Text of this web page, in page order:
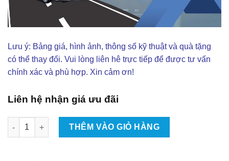
Lưu ý: Bảng giá, hình ảnh, thông số kỹ thuật và quà tặng
có thể thay đổi. Vui lòng liên hê trực tiếp để được tư vấn
chính xác và phù hợp. Xin cảm ơn!
Liên hệ nhận giá ưu đãi
Lắp Màn Hình Android Xe Lexus ES 250 Tại TPHCM số lượng
THÊM VÀO GIỎ HÀNG